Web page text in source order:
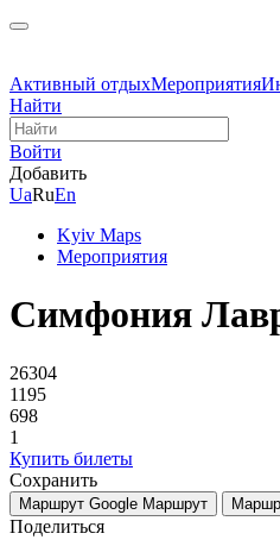
Активный отдыхМероприятия
Найти
Войти
Добавить
UaRuEn
Kyiv Maps
Мероприятия
Симфония
26304
1195
698
1
Купить билеты
Сохранить
Маршрут Google Маршрут
Поделиться